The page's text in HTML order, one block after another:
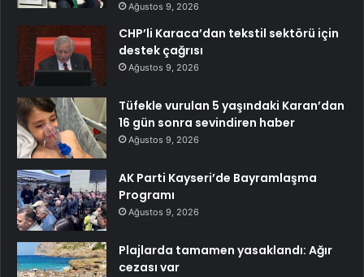
Ağustos 9, 2026
CHP’li Karaca’dan tekstil sektörü için
destek çağrısı
Ağustos 9, 2026
Tüfekle vurulan 5 yaşındaki Karan’dan
16 gün sonra sevindiren haber
Ağustos 9, 2026
AK Parti Kayseri’de Bayramlaşma
Programı
Ağustos 9, 2026
Plajlarda tamamen yasaklandı: Ağır
cezası var